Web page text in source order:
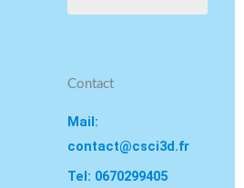
Contact
Mail:
contact@csci3d.fr
Tel: 0670299405